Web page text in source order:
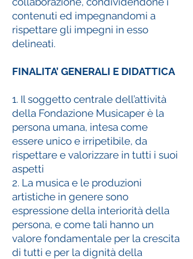
contenuti ed impegnandomi a
rispettare gli impegni in esso
delineati.
FINALITA’ GENERALI E DIDATTICA
1. Il soggetto centrale dell’attività
della Fondazione Musicaper è la
persona umana, intesa come
essere unico e irripetibile, da
rispettare e valorizzare in tutti i suoi
aspetti
2. La musica e le produzioni
artistiche in genere sono
espressione della interiorità della
persona, e come tali hanno un
valore fondamentale per la crescita
di tutti e per la dignità della